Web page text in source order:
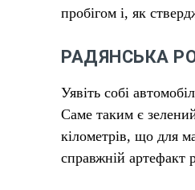
пробігом і, як
РАДЯНСЬКА
Уявіть собі
Саме таким є
кілометрів, що для
справжній артефакт